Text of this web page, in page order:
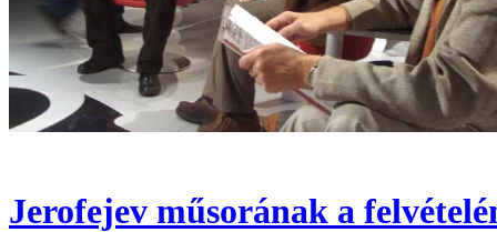
Jerofejev műsorának a